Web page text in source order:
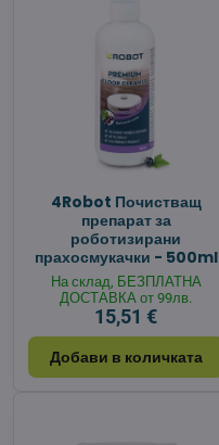
4Robot Почистващ
препарат за
роботизирани
прахосмукачки - 500ml
На склад, БЕЗПЛАТНА
ДОСТАВКА от 99лв.
15,51 €
Добави в количката